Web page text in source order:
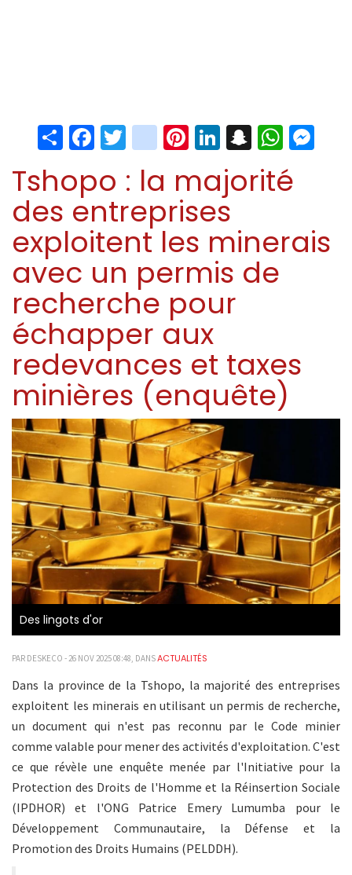
ShareFacebook
Twitter
instagram
Pinterest
LinkedIn
Snapchat
Tshopo : la majorité
des entreprises
exploitent les minerais
avec un permis de
recherche pour
échapper aux
redevances et taxes
minières (enquête)
Des lingots d'or
PAR DESKECO - 26 NOV 2025 08:48, DANSACTUALITÉS
Dans la province de la Tshopo, la majorité des entreprises
exploitent les minerais en utilisant un permis de recherche,
un document qui n'est pas reconnu par le Code minier
comme valable pour mener des activités d'exploitation. C'est
ce que révèle une enquête menée par l'Initiative pour la
Protection des Droits de l'Homme et la Réinsertion Sociale
(IPDHOR) et l'ONG Patrice Emery Lumumba pour le
Développement Communautaire, la Défense et la
Promotion des Droits Humains (PELDDH).